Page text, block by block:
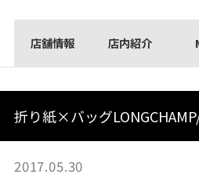
店舗情報 店内紹介
折り紙×バッグ
2017.05.30